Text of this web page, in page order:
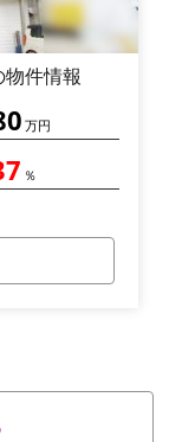
件情報
万円
％